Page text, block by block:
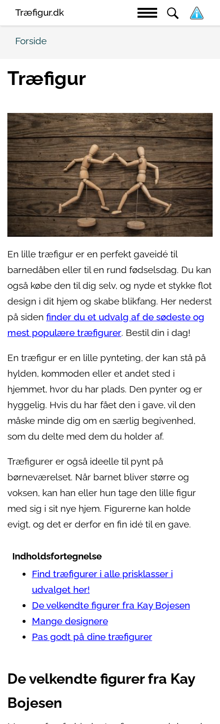
Træfigur.dk
Forside
Træfigur
En lille træfigur er en perfekt gaveidé til
barnedåben eller til en rund fødselsdag. Du kan
også købe den til dig selv, og nyde et stykke flot
design i dit hjem og skabe blikfang. Her nederst
på siden finder du et udvalg af de sødeste og
mest populære træfigurer. Bestil din i dag!
En træfigur er en lille pynteting, der kan stå på
hylden, kommoden eller et andet sted i
hjemmet, hvor du har plads. Den pynter og er
hyggelig. Hvis du har fået den i gave, vil den
måske minde dig om en særlig begivenhed,
som du delte med dem du holder af.
Træfigurer er også ideelle til pynt på
børneværelset. Når barnet bliver større og
voksen, kan han eller hun tage den lille figur
med sig i sit nye hjem. Figurerne kan holde
evigt, og det er derfor en fin idé til en gave.
Indholdsfortegnelse
Find træfigurer i alle prisklasser i
udvalget her!
De velkendte figurer fra Kay Bojesen
Mange designere
Pas godt på dine træfigurer
De velkendte figurer fra Kay
Bojesen